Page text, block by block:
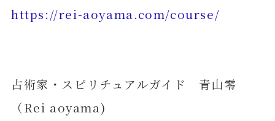
https://rei-aoyama.com/course/
占術家・スピリチュアルガイド 青山零
（Rei aoyama)